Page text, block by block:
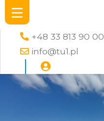
+48 33 813 90 00
info@tu1.pl